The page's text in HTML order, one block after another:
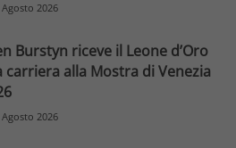
Agosto 2026
Burstyn riceve il Leone d’Oro
carriera alla Mostra di Venezia
Agosto 2026